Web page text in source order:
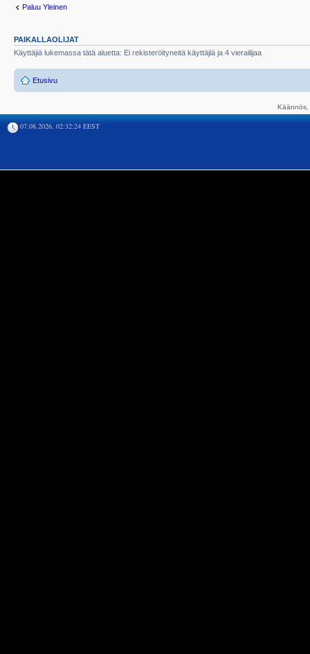
Paluu Yleinen
PAIKALLAOLIJAT
Käyttäjiä lukemassa tätä aluetta: Ei rekisteröityneitä käyttäjiä ja 4 vierailijaa
Etusivu
07.08.2026, 02:32:24 EEST